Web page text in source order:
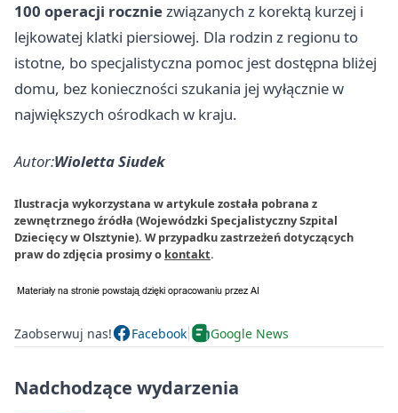
100 operacji roczniezwiązanych z korektą kurzej i
lejkowatej klatki piersiowej. Dla rodzin z regionu to
istotne, bo specjalistyczna pomoc jest dostępna bliżej
domu, bez konieczności szukania jej wyłącznie w
największych ośrodkach w kraju.
Autor:Wioletta Siudek
Ilustracja wykorzystana w artykule została pobrana z
zewnętrznego źródła (Wojewódzki Specjalistyczny Szpital
Dziecięcy w Olsztynie). W przypadku zastrzeżeń dotyczących
praw do zdjęcia prosimy o kontakt.
Zaobserwuj nas! Facebook Google News
Nadchodzące wydarzenia